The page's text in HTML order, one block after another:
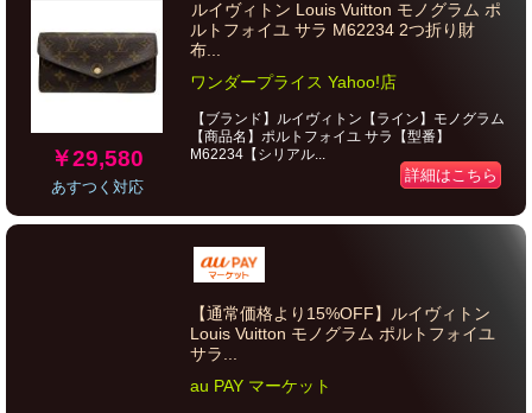
￥29,580
あすつく対応
ルイヴィトン Louis Vuitton モノグラム ポ
ルトフォイユ サラ M62234 2つ折り財
布...
ワンダープライス Yahoo!店
【ブランド】ルイヴィトン【ライン】モノグラム
【商品名】ポルトフォイユ サラ【型番】
M62234【シリアル...
詳細はこちら
【通常価格より15%OFF】ルイヴィトン
Louis Vuitton モノグラム ポルトフォイユ
サラ...
au PAY マーケット